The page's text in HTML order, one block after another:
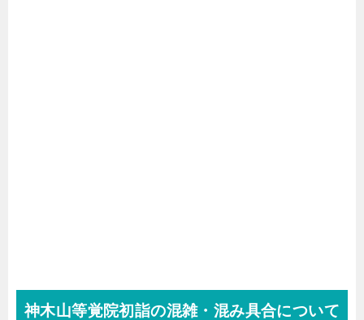
神木山等覚院初詣の混雑・混み具合について